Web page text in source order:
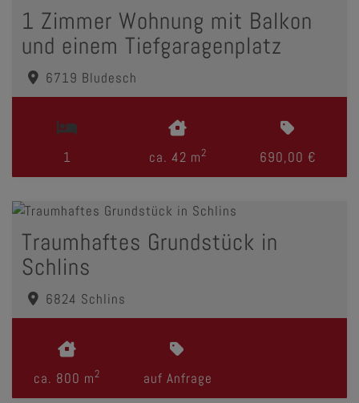
1 Zimmer Wohnung mit Balkon
und einem Tiefgaragenplatz
6719 Bludesch
1 ca. 42 m2 690,00 €
Traumhaftes Grundstück in
Schlins
6824 Schlins
ca. 800 m2 auf Anfrage